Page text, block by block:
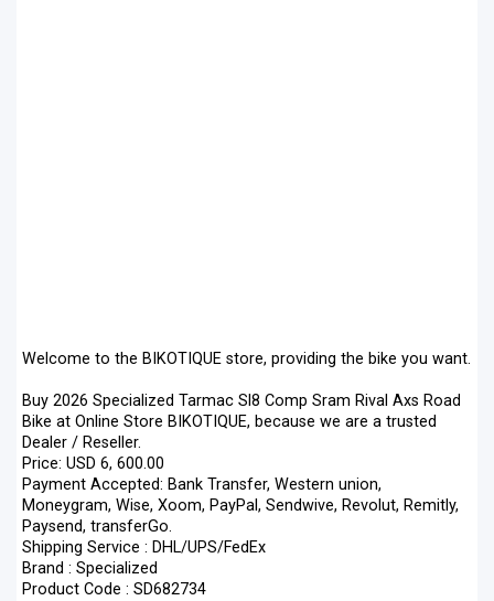
Welcome to the BIKOTIQUE store, providing the bike you want.
Buy 2026 Specialized Tarmac Sl8 Comp Sram Rival Axs Road
Bike at Online Store BIKOTIQUE, because we are a trusted
Dealer / Reseller.
Price: USD 6, 600.00
Payment Accepted: Bank Transfer, Western union,
Moneygram, Wise, Xoom, PayPal, Sendwive, Revolut, Remitly,
Paysend, transferGo.
Shipping Service : DHL/UPS/FedEx
Brand : Specialized
Product Code : SD682734